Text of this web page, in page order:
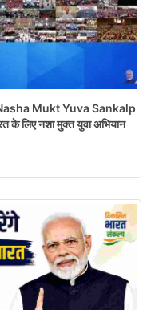
Mukt Yuva Sankalp
लिए नशा मुक्त युवा अभियान